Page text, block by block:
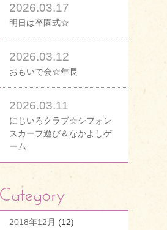
2026.03.17
明日は卒園式☆
2026.03.12
おもいで会☆年長
2026.03.11
にじいろクラブ☆シフォン
スカーフ遊び＆なかよしゲ
ーム
2018年12月 (12)